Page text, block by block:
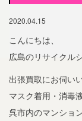
2020.04.15
こんにちは、
広島のリサイクル
出張買取にお伺い
マスク着用・消毒
呉市内のマンショ